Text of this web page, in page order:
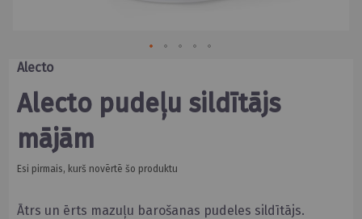
Skip
the
beginning
the
images
Alecto
Ātrs un ērts mazuļu barošanas pudeles sildītājs.
Alecto pudeļu sildītājs
mājām
Esi pirmais, kurš novērtē šo produktu